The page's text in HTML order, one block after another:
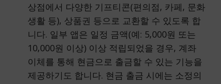
상점에서 다양한 기프티콘(편의점, 카페, 문화
생활 등), 상품권 등으로 교환할 수 있도록 합
니다. 일부 앱은 일정 금액(예: 5,000원 또는
10,000원 이상) 이상 적립되었을 경우, 계좌
이체를 통해 현금으로 출금할 수 있는 기능을
제공하기도 합니다. 현금 출금 시에는 소정의